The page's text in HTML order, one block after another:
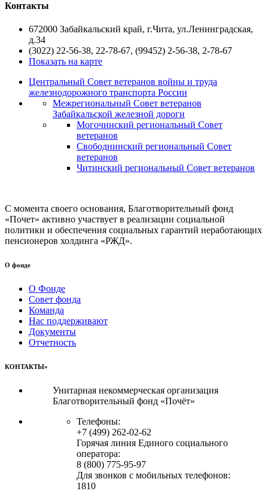
Контакты
672000 Забайкальский край, г.Чита, ул.Ленинградская,
д.34
(3022) 22-56-38, 22-78-67, (99452) 2-56-38, 2-78-67
Показать на карте
Центральный Совет ветеранов войны и труда
железнодорожного транспорта России
Межрегиональный Совет ветеранов
Забайкальской железной дороги
Могочинский региональный Совет
ветеранов
Свободнинский региональный Совет
ветеранов
Читинский региональный Совет ветеранов
С момента своего основания, Благотворительный фонд
«Почет» активно участвует в реализации социальной
политики и обеспечения социальных гарантий неработающих
пенсионеров холдинга «РЖД».
О фонде
О Фонде
Совет фонда
Команда
Нас поддерживают
Документы
Отчетность
КОНТАКТЫ»
Унитарная некоммерческая организация
Благотворительный фонд «Почёт»
Телефоны:
+7 (499) 262-02-62
Горячая линия Единого социального
оператора:
8 (800) 775-95-97
Для звонков с мобильных телефонов:
1810